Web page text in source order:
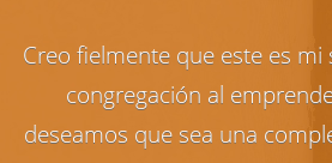
Creo fielmente que este es
congregación al
deseamos que sea una